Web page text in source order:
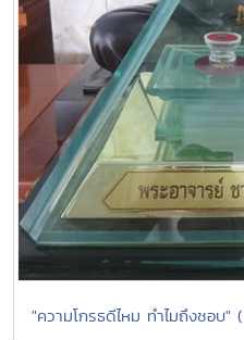
"ความโกรธดีไหม ทำไมถึงชอบ"